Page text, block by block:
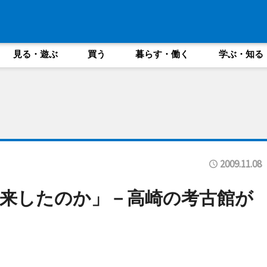
見る・遊ぶ 買う 暮らす・働く 学ぶ・知る
2009.11.08
したのか」－高崎の考古館が